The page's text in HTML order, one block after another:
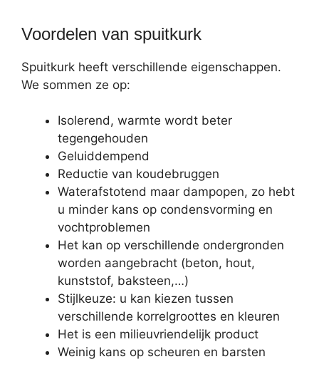
Voordelen van spuitkurk
Spuitkurk heeft verschillende eigenschappen.
We sommen ze op:
Isolerend, warmte wordt beter
tegengehouden
Geluiddempend
Reductie van koudebruggen
Waterafstotend maar dampopen, zo hebt
u minder kans op condensvorming en
vochtproblemen
Het kan op verschillende ondergronden
worden aangebracht (beton, hout,
kunststof, baksteen,…)
Stijlkeuze: u kan kiezen tussen
verschillende korrelgroottes en kleuren
Het is een milieuvriendelijk product
Weinig kans op scheuren en barsten